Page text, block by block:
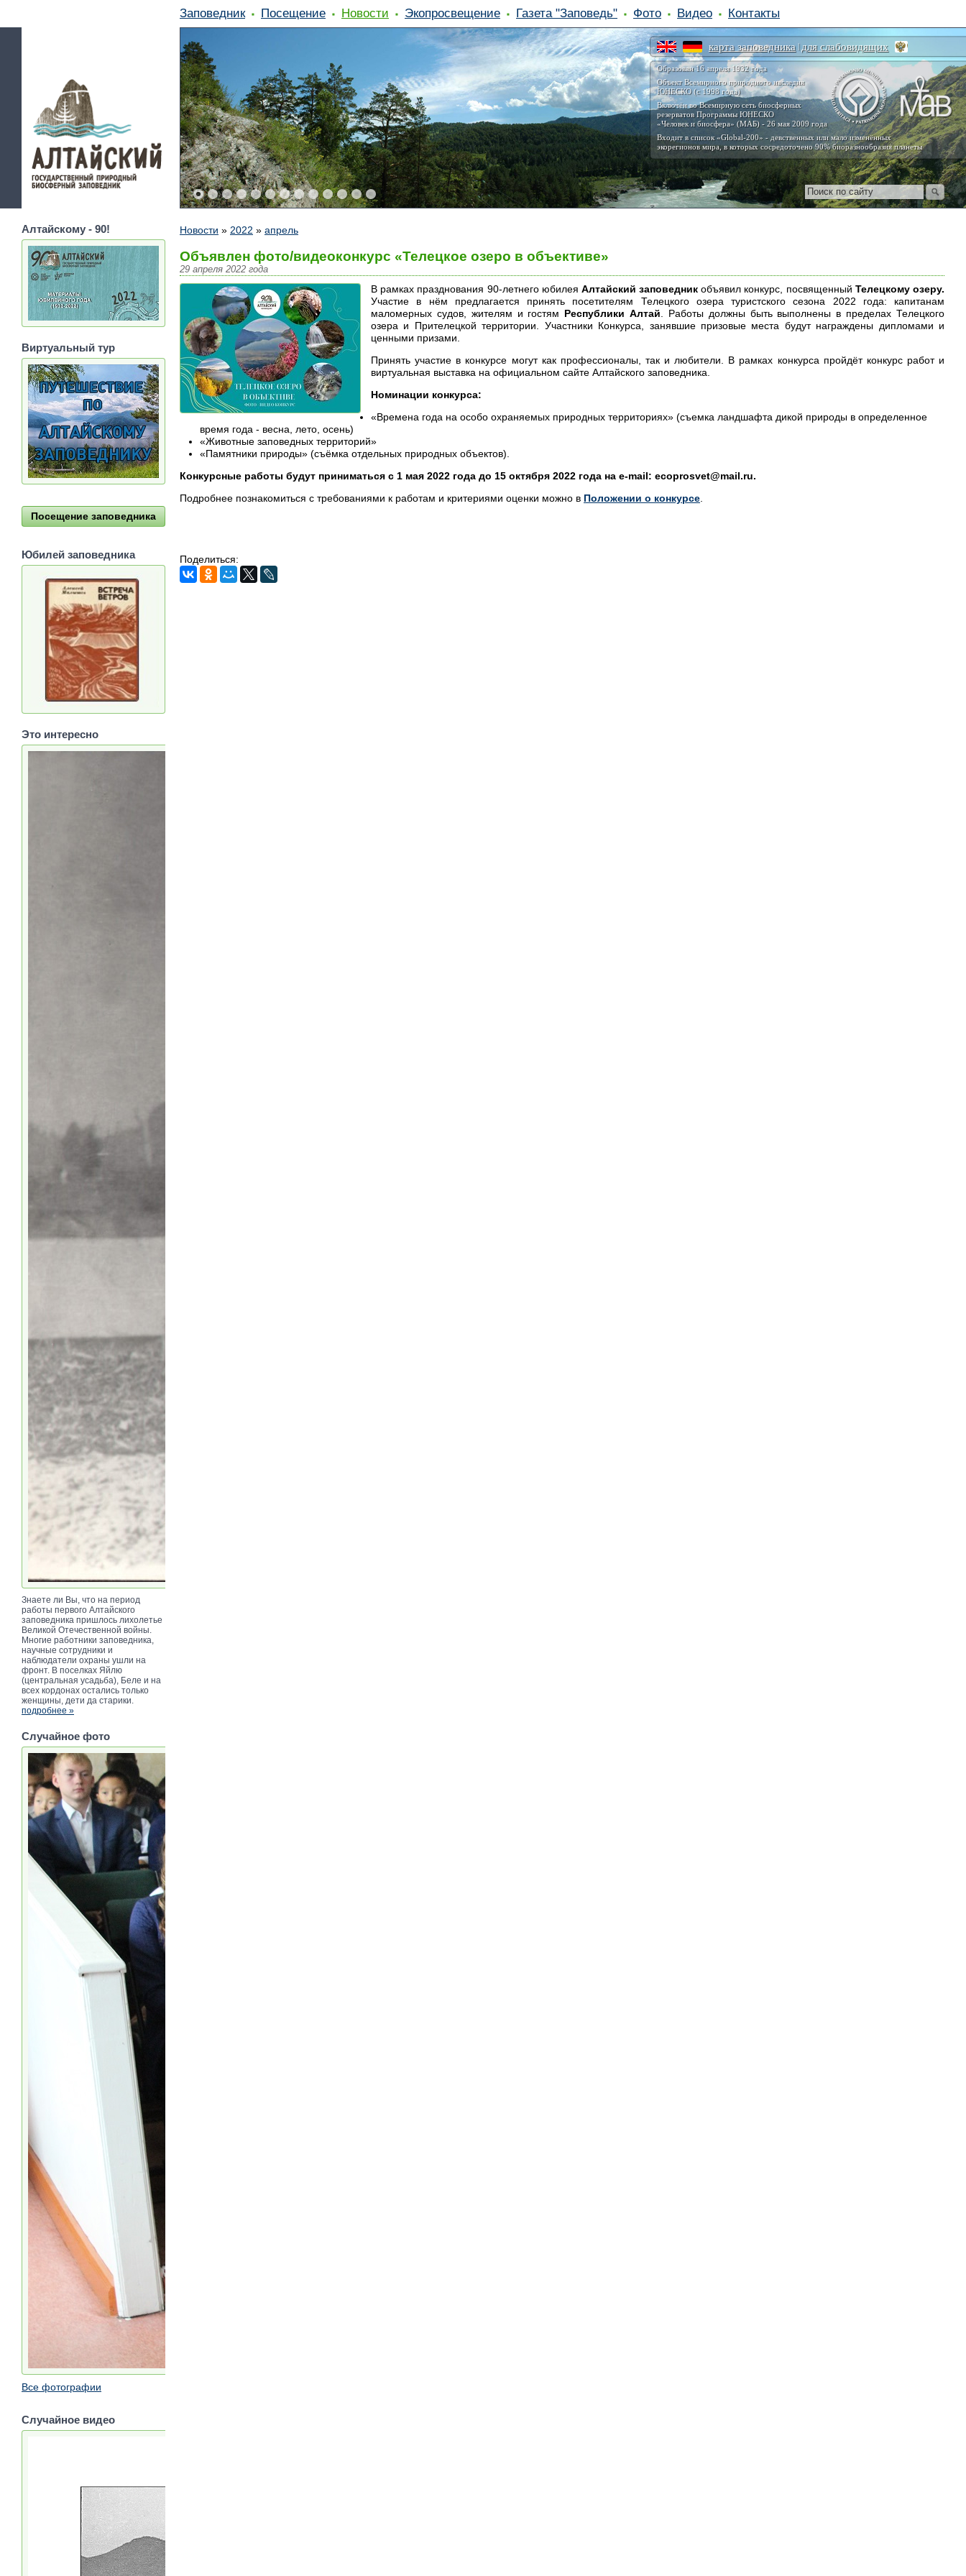
карта заповедника | для слабовидящих
Образован 16 апреля 1932 года
Объект Всемирного природного наследия
ЮНЕСКО (с 1998 года)
Включён во Всемирную сеть биосферных
резерватов Программы ЮНЕСКО
«Человек и биосфера» (МАБ) - 26 мая 2009 года
Входит в список «Global-200» - девственных или мало изменённых
экорегионов мира, в которых сосредоточено 90% биоразнообразия планеты
Заповедник Посещение Новости Экопросвещение Газета "Заповедь" Фото Видео Контакты
Новости » 2022 » апрель
Объявлен фото/видеоконкурс «Телецкое озеро в объективе»
29 апреля 2022 года
В рамках празднования 90-летнего юбилея Алтайский заповедникобъявил конкурс, посвященный Телецкому озеру.
Участие в нём предлагается принять посетителям Телецкого озера туристского сезона 2022 года: капитанам
маломерных судов, жителям и гостям Республики Алтай . Работы должны быть выполнены в пределах Телецкого
озера и Прителецкой территории. Участники Конкурса, занявшие призовые места будут награждены дипломами и
ценными призами.
Принять участие в конкурсе могут как профессионалы, так и любители. В рамках конкурса пройдёт конкурс работ и
виртуальная выставка на официальном сайте Алтайского заповедника.
Номинации конкурса:
«Времена года на особо охраняемых природных территориях» (съемка ландшафта дикой природы в определенное
время года - весна, лето, осень)
«Животные заповедных территорий»
«Памятники природы» (съёмка отдельных природных объектов).
Конкурсные работы будут приниматься с 1 мая 2022 года до 15 октября 2022 года на e-mail: ecoprosvet@mail.ru.
Подробнее познакомиться с требованиями к работам и критериями оценки можно в Положении о конкурсе
Поделиться:
Алтайскому - 90!
Виртуальный тур
Посещение заповедника
Юбилей заповедника
Это интересно
Знаете ли Вы, что на период
работы первого Алтайского
заповедника пришлось лихолетье
Великой Отечественной войны.
Многие работники заповедника,
научные сотрудники и
наблюдатели охраны ушли на
фронт. В поселках Яйлю
(центральная усадьба), Беле и на
всех кордонах остались только
женщины, дети да старики.
подробнее »
Случайное фото
Все фотографии
Случайное видео